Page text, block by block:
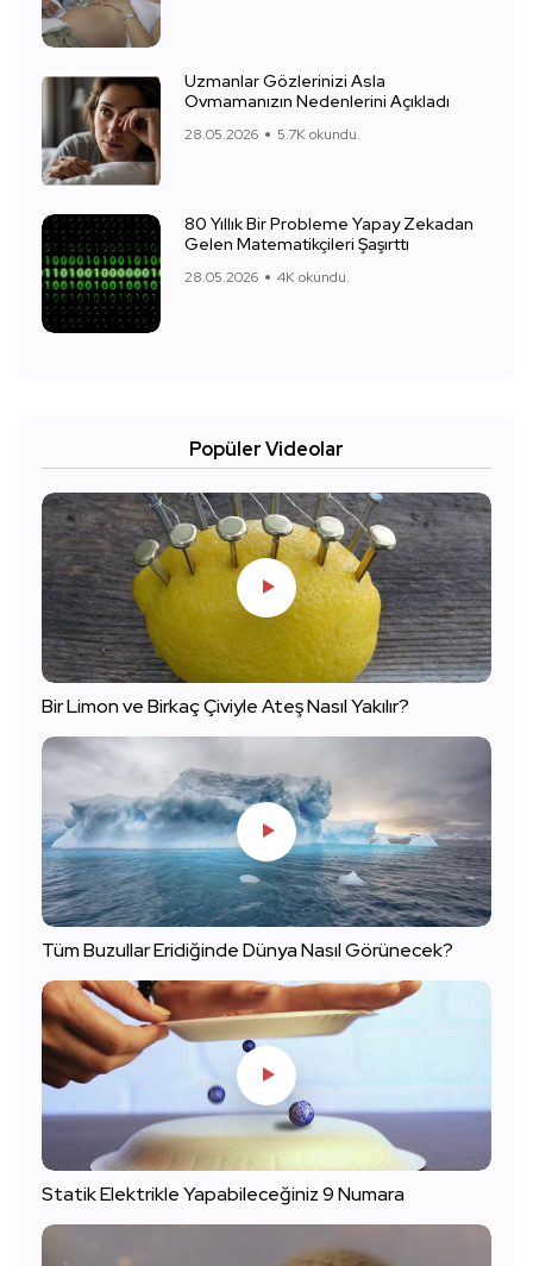
Uzmanlar Gözlerinizi Asla
Ovmamanızın Nedenlerini Açıkladı
28.05.2026 5.7K okundu.
80 Yıllık Bir Probleme Yapay Zekadan
Gelen Matematikçileri Şaşırttı
28.05.2026 4K okundu.
Popüler Videolar
Bir Limon ve Birkaç Çiviyle Ateş Nasıl Yakılır?
Tüm Buzullar Eridiğinde Dünya Nasıl Görünecek?
Statik Elektrikle Yapabileceğiniz 9 Numara